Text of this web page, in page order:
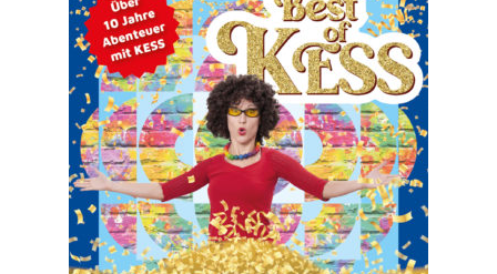
Echtheit von Bewertungen
Impressum
Kontakt
Künstler